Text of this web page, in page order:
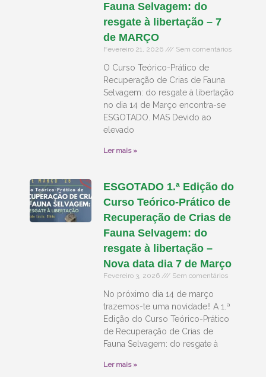
Fauna Selvagem: do
resgate à libertação – 7
de MARÇO
Fevereiro 21, 2026 Sem comentários
O Curso Teórico-Prático de
Recuperação de Crias de Fauna
Selvagem: do resgate à libertação
no dia 14 de Março encontra-se
ESGOTADO. MAS Devido ao
elevado
Ler mais »
ESGOTADO 1.ª Edição do
Curso Teórico-Prático de
Recuperação de Crias de
Fauna Selvagem: do
resgate à libertação –
Nova data dia 7 de Março
Fevereiro 3, 2026 Sem comentários
No próximo dia 14 de março
trazemos-te uma novidade!! A 1.ª
Edição do Curso Teórico-Prático
de Recuperação de Crias de
Fauna Selvagem: do resgate à
Ler mais »